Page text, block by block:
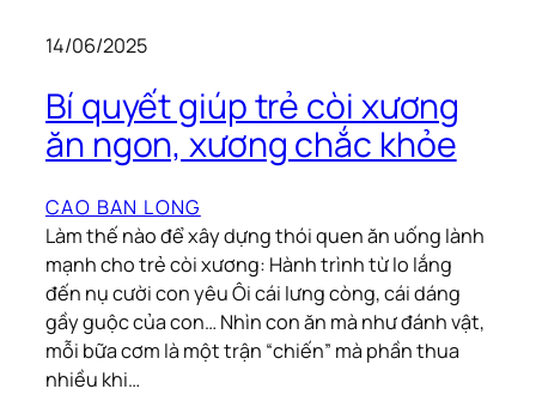
14/06/2025
Bí quyết giúp trẻ còi xương
ăn ngon, xương chắc khỏe
CAO BAN LONG
Làm thế nào để xây dựng thói quen ăn uống lành
mạnh cho trẻ còi xương: Hành trình từ lo lắng
đến nụ cười con yêu Ôi cái lưng còng, cái dáng
gầy guộc của con… Nhìn con ăn mà như đánh vật,
mỗi bữa cơm là một trận “chiến” mà phần thua
nhiều khi…